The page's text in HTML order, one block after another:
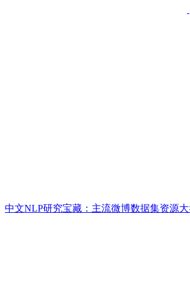
中文NLP研究宝藏：主流微博数据集资源